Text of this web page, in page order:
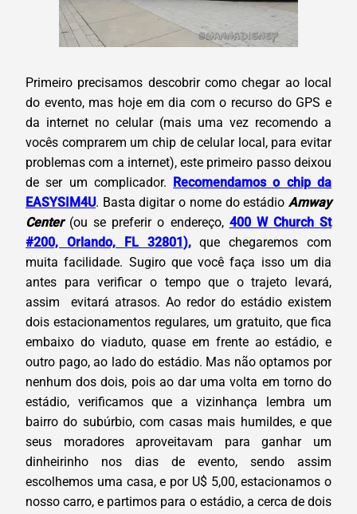
Primeiro precisamos descobrir como chegar ao local
do evento, mas hoje em dia com o recurso do GPS e
da internet no celular (mais uma vez recomendo a
vocês comprarem um chip de celular local, para evitar
problemas com a internet), este primeiro passo deixou
de ser um complicador.
Recomendamos o chip da
EASYSIM4U. Basta digitar o nome do estádio Amway
Center(ou se preferir o endereço, 400 W Church St
#200, Orlando, FL 32801 ),que chegaremos com
muita facilidade. Sugiro que você faça isso um dia
antes para verificar o tempo que o trajeto levará,
assim evitará atrasos. Ao redor do estádio existem
dois estacionamentos regulares, um gratuito, que fica
embaixo do viaduto, quase em frente ao estádio, e
outro pago, ao lado do estádio. Mas não optamos por
nenhum dos dois, pois ao dar uma volta em torno do
estádio, verificamos que a vizinhança lembra um
bairro do subúrbio, com casas mais humildes, e que
seus moradores aproveitavam para ganhar um
dinheirinho nos dias de evento, sendo assim
escolhemos uma casa, e por U$ 5,00, estacionamos o
nosso carro, e partimos para o estádio, a cerca de dois